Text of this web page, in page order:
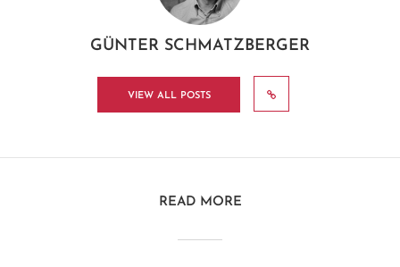
GÜNTER SCHMATZBERGER
VIEW ALL POSTS
READ MORE